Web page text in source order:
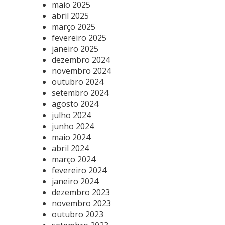
maio 2025
abril 2025
março 2025
fevereiro 2025
janeiro 2025
dezembro 2024
novembro 2024
outubro 2024
setembro 2024
agosto 2024
julho 2024
junho 2024
maio 2024
abril 2024
março 2024
fevereiro 2024
janeiro 2024
dezembro 2023
novembro 2023
outubro 2023